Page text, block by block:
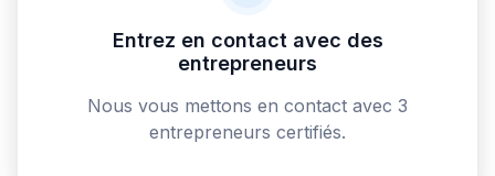
Entrez en contact avec des
entrepreneurs
Nous vous mettons en contact avec 3
entrepreneurs certifiés.